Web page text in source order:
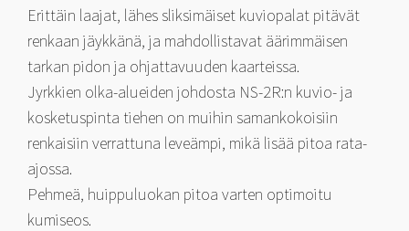
Erittäin laajat, lähes sliksimäiset kuviopalat pitävät
renkaan jäykkänä, ja mahdollistavat äärimmäisen
tarkan pidon ja ohjattavuuden kaarteissa.
Jyrkkien olka-alueiden johdosta NS-2R:n kuvio- ja
kosketuspinta tiehen on muihin samankokoisiin
renkaisiin verrattuna leveämpi, mikä lisää pitoa rata-
ajossa.
Pehmeä, huippuluokan pitoa varten optimoitu
kumiseos.